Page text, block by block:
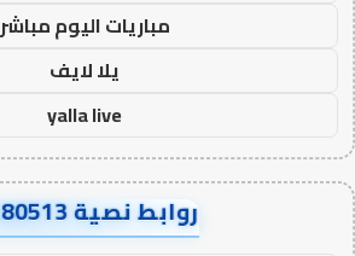
مباريات اليوم مباشر
يلا لايف
yalla live
روابط نصية AA80513